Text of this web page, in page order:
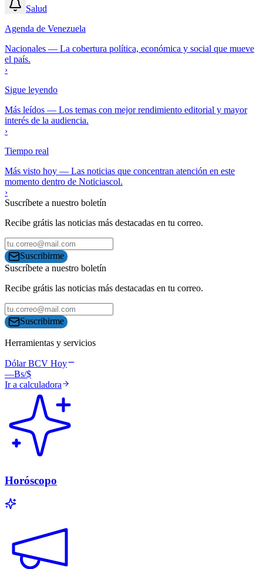
Salud
Agenda de Venezuela
Nacionales — La cobertura política, económica y social que mueve
el país.
›
Sigue leyendo
Más leídos — Los temas con mejor rendimiento editorial y mayor
interés de la audiencia.
›
Tiempo real
Más visto hoy — Las noticias que concentran atención en este
momento dentro de Noticiascol.
›
Suscríbete a nuestro boletín
Recibe grátis las noticias más destacadas en tu correo.
Suscribirme
Suscríbete a nuestro boletín
Recibe grátis las noticias más destacadas en tu correo.
Suscribirme
Herramientas y servicios
Dólar BCV Hoy
—Bs/$
Ir a calculadora
Horóscopo